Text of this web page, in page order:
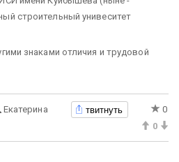
строительный унивеситет
знаками отличия и трудовой
Екатерина твитнуть
0
0